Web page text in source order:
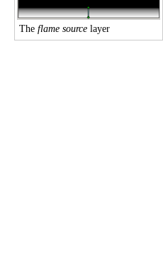
The flame source layer